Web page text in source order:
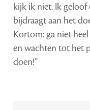
kijk ik niet. Ik geloof
bijdraagt aan het
Kortom: ga niet
en wachten tot het
doen!”